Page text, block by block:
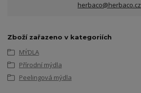
herbaco@herbaco.cz
Zboží zařazeno v kategoriích
MÝDLA
Přírodní mýdla
Peelingová mýdla